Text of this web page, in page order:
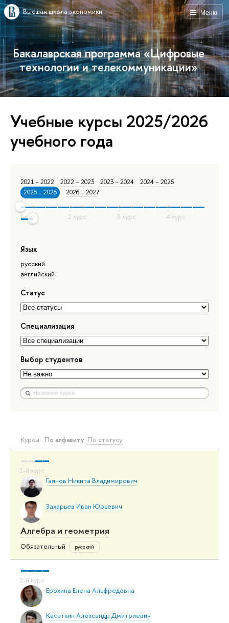
Меню
Высшая школа экономики
Бакалаврская программа «Цифровые
технологии и телекоммуникации»
Учебные курсы 2025/2026
учебного года
2021 – 2022 2022 – 2023 2023 – 2024
2024 – 2025
2025 – 2026
2026 – 2027
Язык
русский
английский
Статус
Специализация
Выбор студентов
Курсы: По алфавиту По статусу
Гаянов Никита Владимирович
Захарьев Иван Юрьевич
Алгебра и геометрия
Обязательный русский
Ерохина Елена Альфредовна
Касаткин Александр Дмитриевич